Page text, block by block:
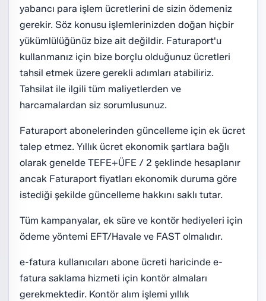
yabancı para işlem ücretlerini de sizin ödemeniz
gerekir. Söz konusu işlemlerinizden doğan hiçbir
yükümlülüğünüz bize ait değildir. Faturaport'u
kullanmanız için bize borçlu olduğunuz ücretleri
tahsil etmek üzere gerekli adımları atabiliriz.
Tahsilat ile ilgili tüm maliyetlerden ve
harcamalardan siz sorumlusunuz.
Faturaport abonelerinden güncelleme için ek ücret
talep etmez. Yıllık ücret ekonomik şartlara bağlı
olarak genelde TEFE+ÜFE / 2 şeklinde hesaplanır
ancak Faturaport fiyatları ekonomik duruma göre
istediği şekilde güncelleme hakkını saklı tutar.
Tüm kampanyalar, ek süre ve kontör hediyeleri için
ödeme yöntemi EFT/Havale ve FAST olmalıdır.
e-fatura kullanıcıları abone ücreti haricinde e-
fatura saklama hizmeti için kontör almaları
gerekmektedir. Kontör alım işlemi yıllık